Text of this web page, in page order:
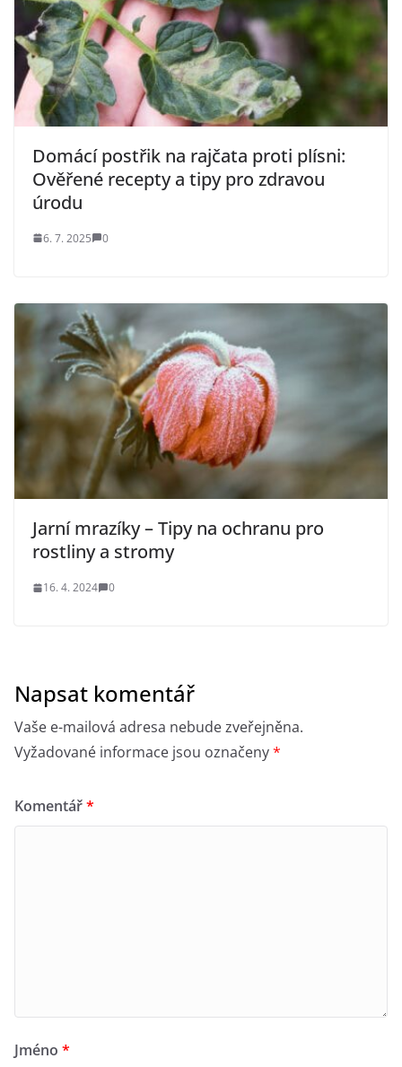
Domácí postřik na rajčata proti plísni:
Ověřené recepty a tipy pro zdravou
úrodu
6. 7. 2025 0
Jarní mrazíky – Tipy na ochranu pro
rostliny a stromy
16. 4. 2024 0
Napsat komentář
Vaše e-mailová adresa nebude zveřejněna.
Vyžadované informace jsou označeny*
Komentář*
Jméno *